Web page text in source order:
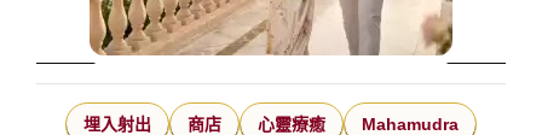
埋入射出 商店 心靈療癒 Mahamudra